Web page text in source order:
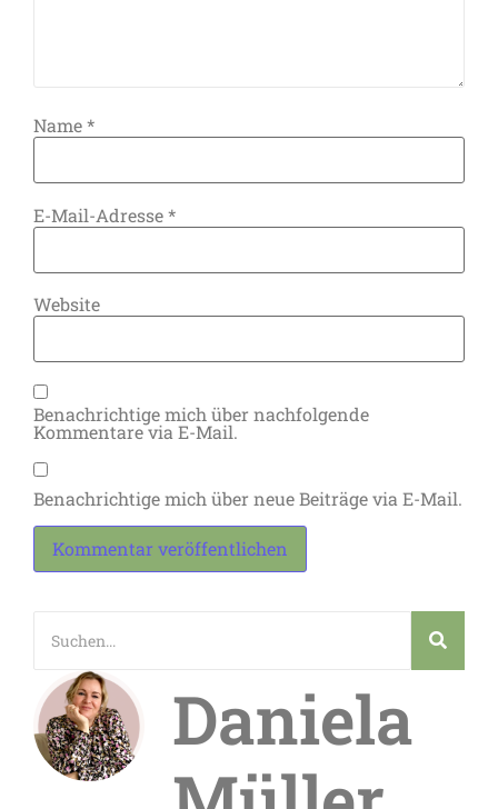
Name*
E-Mail-Adresse*
Website
Benachrichtige mich über nachfolgende
Kommentare via E-Mail.
Benachrichtige mich über neue Beiträge via E-Mail.
Daniela